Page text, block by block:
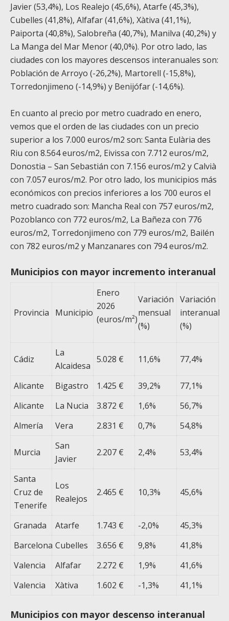
Javier (53,4%), Los Realejo (45,6%), Atarfe (45,3%),
Cubelles (41,8%), Alfafar (41,6%), Xàtiva (41,1%),
Paiporta (40,8%), Salobreña (40,7%), Manilva (40,2%) y
La Manga del Mar Menor (40,0%). Por otro lado, las
ciudades con los mayores descensos interanuales son:
Población de Arroyo (-26,2%), Martorell (-15,8%),
Torredonjimeno (-14,9%) y Benijófar (-14,6%).
En cuanto al precio por metro cuadrado en enero,
vemos que el orden de las ciudades con un precio
superior a los 7.000 euros/m2 son: Santa Eulària des
Riu con 8.564 euros/m2, Eivissa con 7.712 euros/m2,
Donostia – San Sebastián con 7.156 euros/m2 y Calvià
con 7.057 euros/m2. Por otro lado, los municipios más
económicos con precios inferiores a los 700 euros el
metro cuadrado son: Mancha Real con 757 euros/m2,
Pozoblanco con 772 euros/m2, La Bañeza con 776
euros/m2, Torredonjimeno con 779 euros/m2, Bailén
con 782 euros/m2 y Manzanares con 794 euros/m2.
Municipios con mayor incremento interanual
Provincia Municipio
Enero
2026
(euros/m²)
Variación
mensual
(%)
Variación
interanual
(%)
Cádiz
La
Alcaidesa
5.028 € 11,6% 77,4%
Alicante Bigastro 1.425 € 39,2%
77,1%
Alicante
La Nucia 3.872 € 1,6%
56,7%
Almería
Vera 2.831 € 0,7% 54,8%
Murcia
San
Javier
2.207 € 2,4% 53,4%
Santa
Cruz de
Tenerife
Los
Realejos
2.465 € 10,3% 45,6%
Granada Atarfe 1.743 € -2,0%
45,3%
Barcelona Cubelles 3.656 € 9,8%
41,8%
Valencia
Alfafar 2.272 € 1,9%
41,6%
Valencia
Xàtiva 1.602 € -1,3% 41,1%
Municipios con mayor descenso interanual